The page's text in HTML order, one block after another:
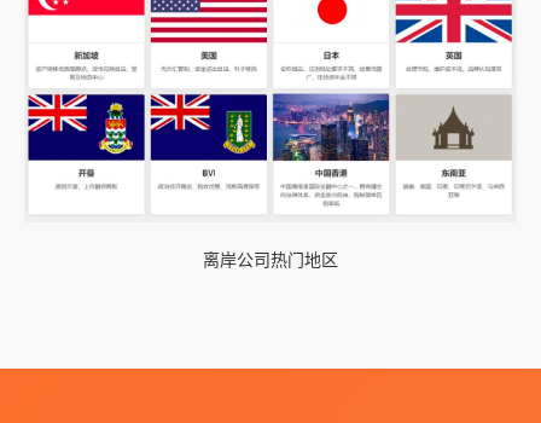
离岸公司热门地区